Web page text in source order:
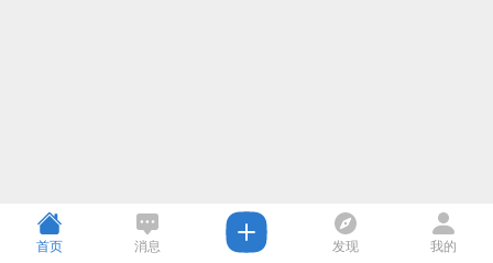
首页 消息 发现 我的